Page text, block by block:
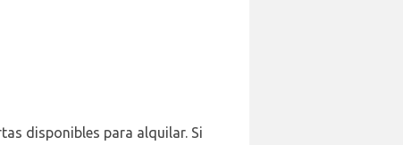
disponibles para alquilar. Si